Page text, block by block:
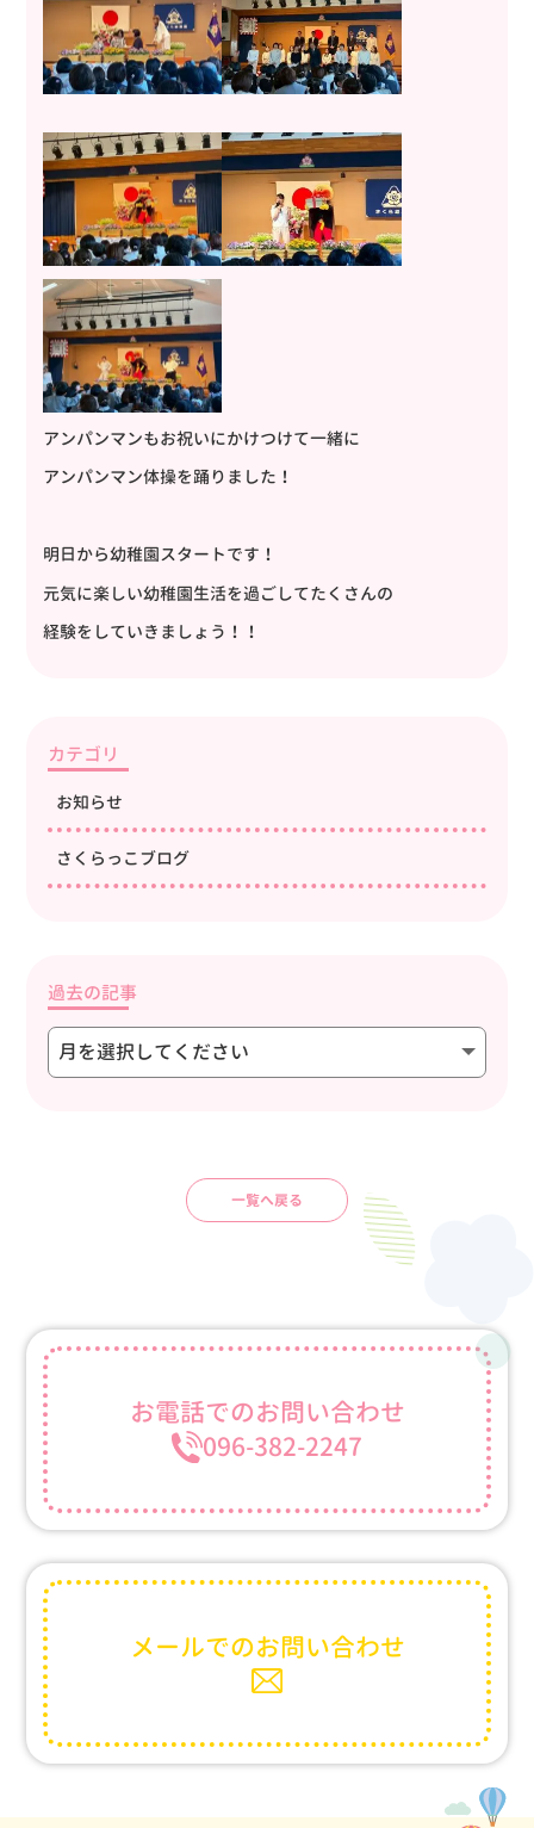
アンパンマンもお祝いにかけつけて一緒に
アンパンマン体操を踊りました！
明日から幼稚園スタートです！
元気に楽しい幼稚園生活を過ごしてたくさんの
経験をしていきましょう！！
カテゴリ
お知らせ
さくらっこブログ
過去の記事
一覧へ戻る
お電話でのお問い合わせ
096-382-2247
メールでのお問い合わせ